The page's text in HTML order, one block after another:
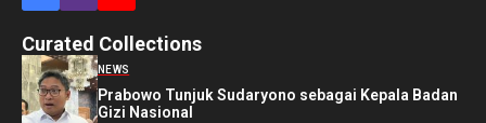
Curated Collections
NEWS
Prabowo Tunjuk Sudaryono sebagai Kepala Badan
Gizi Nasional